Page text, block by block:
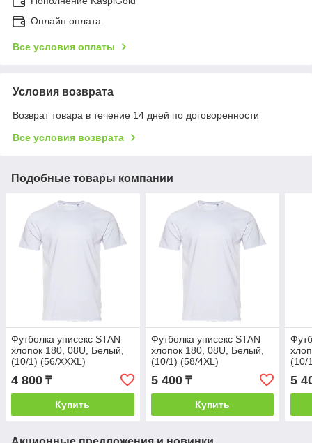
Онлайн оплата
Все условия оплаты
Условия возврата
Возврат товара в течение 14 дней по договоренности
Все условия возврата
Подобные товары компании
Футболка унисекс STAN
хлопок 180, 08U, Белый,
(10/1) (56/XXXL)
4 800 ₸
Купить
Футболка унисекс STAN
хлопок 180, 08U, Белый,
(10/1) (58/4XL)
5 400₸
Купить
(10/
5